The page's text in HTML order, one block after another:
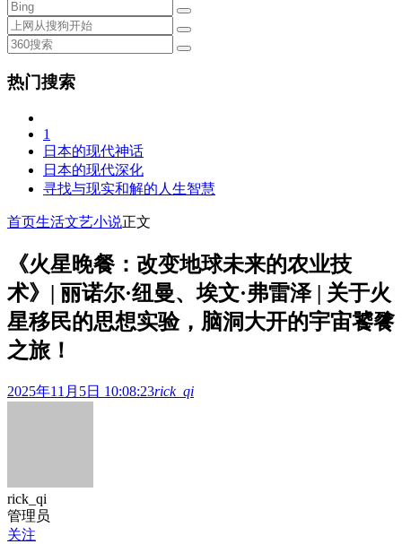
热门搜索
1
日本的现代神话
日本的现代深化
寻找与现实和解的人生智慧
首页生活文艺小说正文
《火星晚餐：改变地球未来的农业技
术》| 丽诺尔·纽曼、埃文·弗雷泽 | 关于火
星移民的思想实验，脑洞大开的宇宙饕餮
之旅！
2025年11月5日 10:08:23rick_qi
rick_qi
管理员
关注